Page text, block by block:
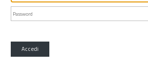
Accedi